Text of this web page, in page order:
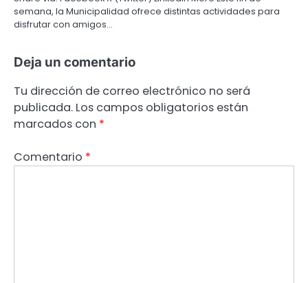
semana, la Municipalidad ofrece distintas actividades para
disfrutar con amigos…
Deja un comentario
Tu dirección de correo electrónico no será
publicada. Los campos obligatorios están
marcados con *
Comentario *